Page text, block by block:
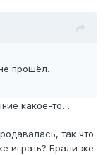
прошёл.
какое-то…
так что
играть? Брали же